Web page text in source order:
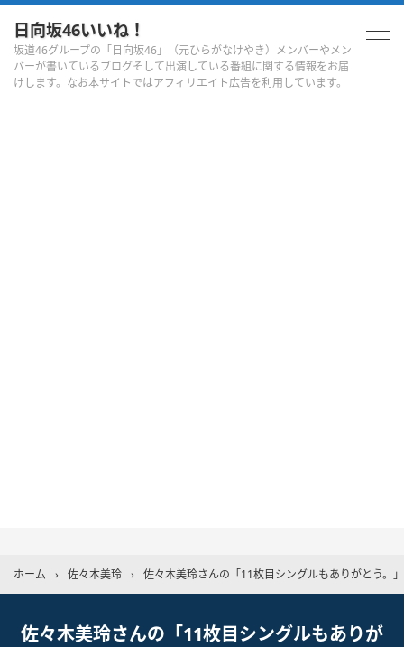
日向坂46いいね！
坂道46グループの「日向坂46」（元ひらがなけやき）メンバーやメン
バーが書いているブログそして出演している番組に関する情報をお届
けします。なお本サイトではアフィリエイト広告を利用しています。
ホーム › 佐々木美玲 › 佐々木美玲さんの「11枚目シングルもありがとう。」
佐々木美玲さんの「11枚目シングルもありが